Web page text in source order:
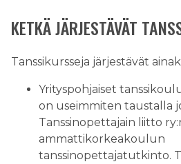
KETKÄ JÄRJESTÄVÄT
Tanssikursseja järjestävät
Yrityspohjaiset
on useimmiten taustalla
Tanssinopettajain liitto
ammattikorkeakoulun
tanssinopettajatutkinto.